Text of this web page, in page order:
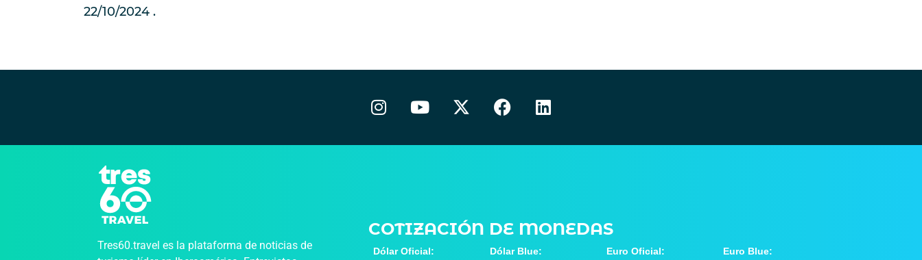
22/10/2024
Tres60.travel es la plataforma de noticias de
COTIZACIÓN DE MONEDAS
Dólar Oficial:
Dólar Blue:
Euro Oficial:
Euro Blue: